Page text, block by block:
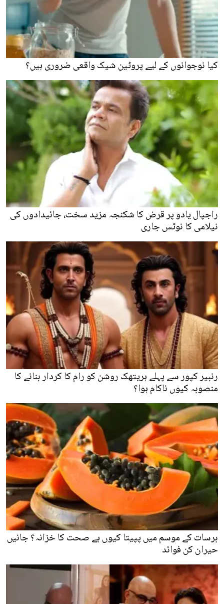
کیا نوجوانوں کے لیے پروٹین شیک واقعی ضروری ہیں؟
راجپال یادو پر قرض کا شکنجہ مزید سخت، جائیدادوں کی
نیلامی کا نوٹس جاری
رنبیر کپور سے پہلے ہریتھک روشن کو رام کا کردار بنانے کا
منصوبہ کیوں ناکام ہوا؟
برسات کے موسم میں پپیتا کیوں ہے صحت کا خزانہ؟ جانیں
حیران کن فوائد